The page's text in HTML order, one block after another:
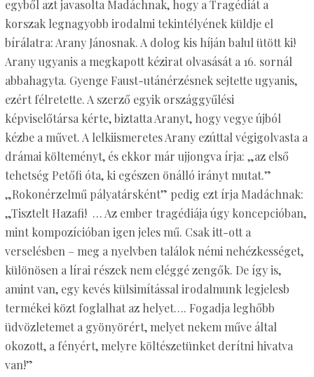
egyből azt javasolta Madáchnak, hogy a Tragédiát a
korszak legnagyobb irodalmi tekintélyének küldje el
bírálatra: Arany Jánosnak. A dolog kis híján balul ütött ki!
Arany ugyanis a megkapott kézirat olvasását a 16. sornál
abbahagyta. Gyenge Faust-utánérzésnek sejtette ugyanis,
ezért félretette. A szerző egyik országgyűlési
képviselőtársa kérte, biztatta Aranyt, hogy vegye újból
kézbe a művet. A lelkiismeretes Arany ezúttal végigolvasta a
drámai költeményt, és ekkor már ujjongva írja: „az első
tehetség Petőfi óta, ki egészen önálló irányt mutat.”
„Rokonérzelmű pályatársként” pedig ezt írja Madáchnak:
„Tisztelt Hazafi! … Az ember tragédiája úgy koncepcióban,
mint kompozícióban igen jeles mű. Csak itt-ott a
verselésben – meg a nyelvben találok némi nehézkességet,
különösen a lírai részek nem eléggé zengők. De így is,
amint van, egy kevés külsimítással irodalmunk legjelesb
termékei közt foglalhat az helyet…. Fogadja leghőbb
üdvözletemet a gyönyörért, melyet nekem műve által
okozott, a fényért, melyre költészetünket derítni hivatva
van!”